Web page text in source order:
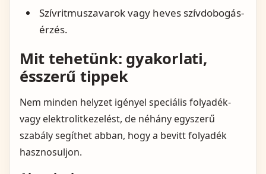
Szívritmuszavarok vagy heves szívdobogás-
érzés.
Mit tehetünk: gyakorlati,
ésszerű tippek
Nem minden helyzet igényel speciális folyadék-
vagy elektrolitkezelést, de néhány egyszerű
szabály segíthet abban, hogy a bevitt folyadék
hasznosuljon.